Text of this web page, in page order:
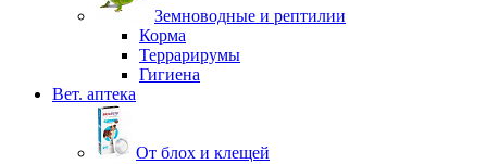
Земноводные и рептилии
Корма
Террарирумы
Гигиена
Вет. аптека
От блох и клещей